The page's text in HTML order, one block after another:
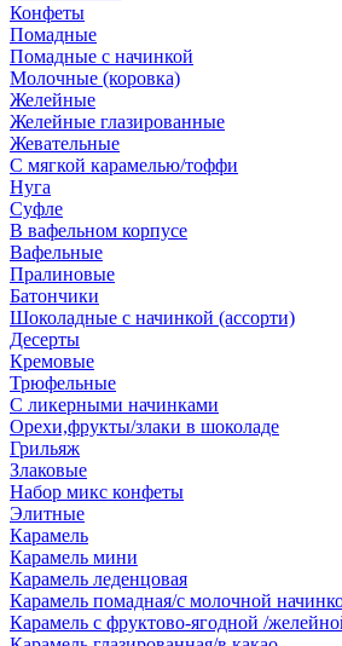
Конфеты
Помадные
Помадные с начинкой
Молочные (коровка)
Желейные
Желейные глазированные
Жевательные
С мягкой карамелью/тоффи
Нуга
Суфле
В вафельном корпусе
Вафельные
Пралиновые
Батончики
Шоколадные с начинкой (ассорти)
Десерты
Кремовые
Трюфельные
С ликерными начинками
Орехи,фрукты/злаки в шоколаде
Грильяж
Злаковые
Набор микс конфеты
Элитные
Карамель
Карамель мини
Карамель леденцовая
Карамель помадная/с молочной
Карамель с фруктово-ягодной /